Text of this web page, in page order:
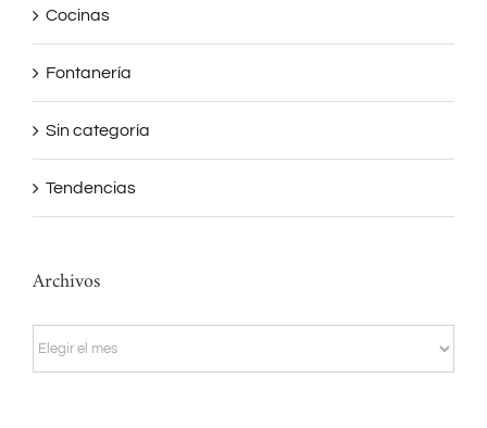
Cocinas
Fontanería
Sin categoría
Tendencias
Archivos
Archivos